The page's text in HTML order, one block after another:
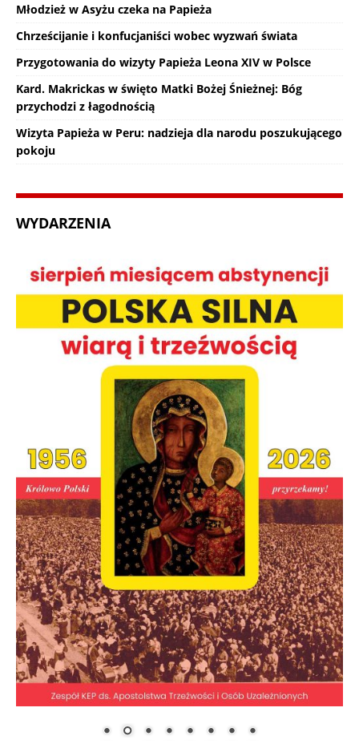
Młodzież w Asyżu czeka na Papieża
Chrześcijanie i konfucjaniści wobec wyzwań świata
Przygotowania do wizyty Papieża Leona XIV w Polsce
Kard. Makrickas w święto Matki Bożej Śnieżnej: Bóg
przychodzi z łagodnością
Wizyta Papieża w Peru: nadzieja dla narodu poszukującego
pokoju
WYDARZENIA